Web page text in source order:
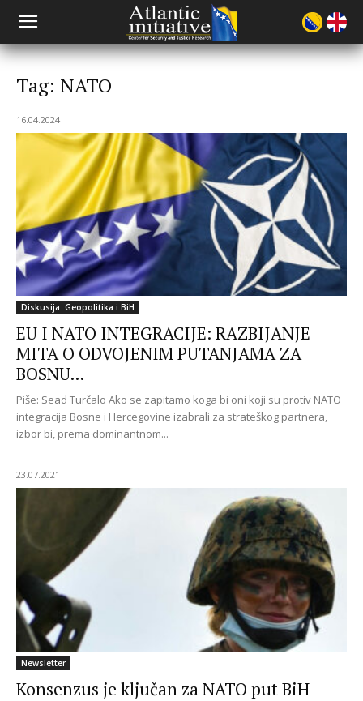
Tag: NATO
16.04.2024
Diskusija: Geopolitika i BiH
EU I NATO INTEGRACIJE: RAZBIJANJE
MITA O ODVOJENIM PUTANJAMA ZA
BOSNU...
Piše: Sead Turčalo Ako se zapitamo koga bi oni koji su protiv NATO
integracija Bosne i Hercegovine izabrali za strateškog partnera,
izbor bi, prema dominantnom...
23.07.2021
Newsletter
Konsenzus je ključan za NATO put BiH